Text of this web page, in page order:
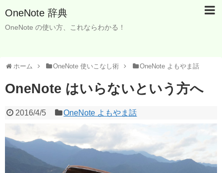
OneNote 辞典
OneNote の使い方、これならわかる！
ホーム OneNote 使いこなし術 OneNote よもやま話
OneNote はいらないという方へ
2016/4/5 OneNote よもやま話